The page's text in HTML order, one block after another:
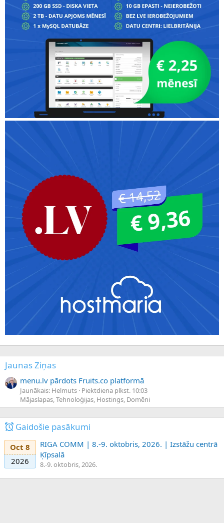
Jaunas Ziņas
menu.lv pārdots Fruits.co platformā
Jaunākais: Helmuts Piektdiena plkst. 10:03
Mājaslapas, Tehnoloģijas, Hostings, Domēni
Gaidošie pasākumi
Oct 8
2026
RIGA COMM | 8.-9. oktobris, 2026. | Izstāžu centrā
Ķīpsalā
8.-9. oktobris, 2026.